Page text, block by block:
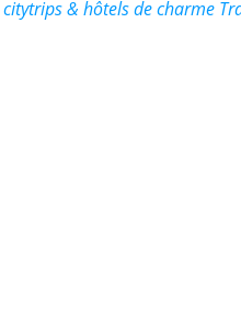
citytrips & hôtels de charme